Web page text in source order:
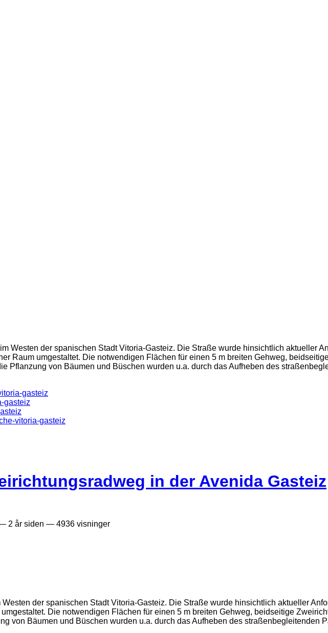
in der Avenida Gasteiz
2 år siden — 4936 visninger
der spanischen Stadt Vitoria-Gasteiz. Die Straße wurde hinsichtlich aktueller
Die notwendigen Flächen für einen 5 m breiten Gehweg, beidseitige
von Bäumen und Büschen wurden u.a. durch das Aufheben des straßenbegleitenden